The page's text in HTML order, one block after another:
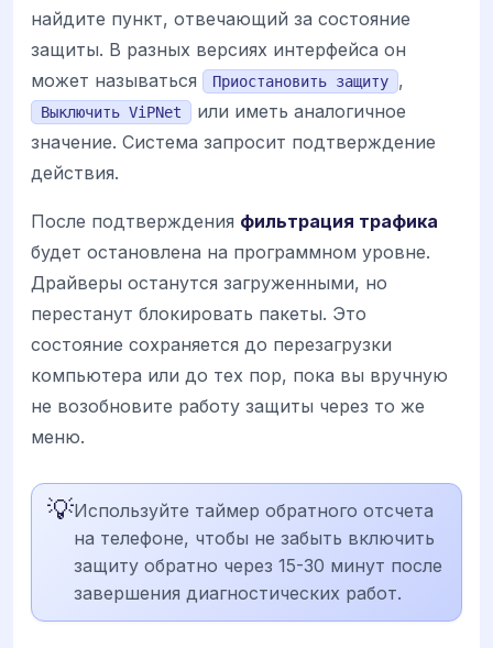
найдите пункт, отвечающий за состояние
защиты. В разных версиях интерфейса он
может называться
Приостановить защиту ,
Выключить ViPNet
или иметь аналогичное
значение. Система запросит подтверждение
действия.
После подтверждения фильтрация трафика
будет остановлена на программном уровне.
Драйверы останутся загруженными, но
перестанут блокировать пакеты. Это
состояние сохраняется до перезагрузки
компьютера или до тех пор, пока вы вручную
не возобновите работу защиты через то же
меню.
💡Используйте таймер обратного отсчета
на телефоне, чтобы не забыть включить
защиту обратно через 15-30 минут после
завершения диагностических работ.